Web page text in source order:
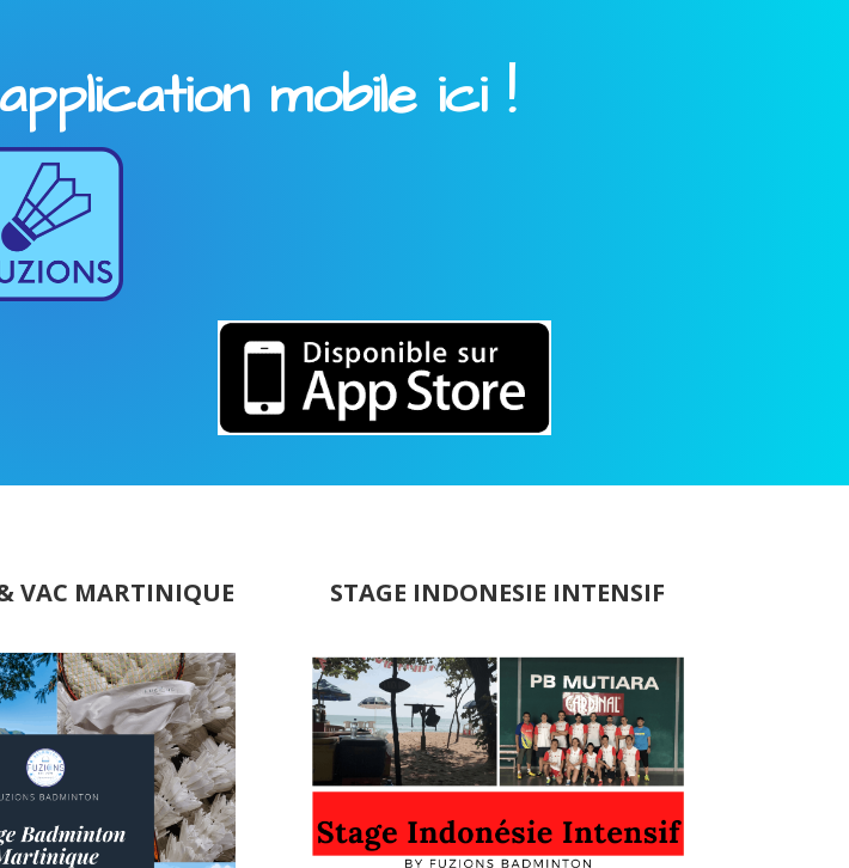
mobile ici !
VAC MARTINIQUE STAGE INDONESIE INTENSIF